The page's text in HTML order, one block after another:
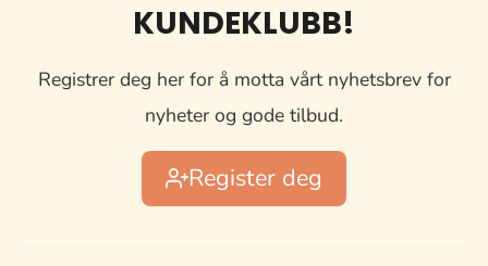
KUNDEKLUBB!
Registrer deg her for å motta vårt nyhetsbrev for
nyheter og gode tilbud.
Register deg